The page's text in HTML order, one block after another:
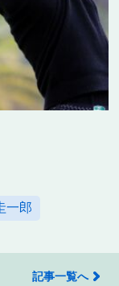
一郎
記事一覧へ